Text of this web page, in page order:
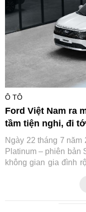
Ô TÔ
Ford Việt Nam ra
tầm tiện nghi, đi
Ngày 22 tháng 7 năm
Platinum – phiên bản
không gian gia đình